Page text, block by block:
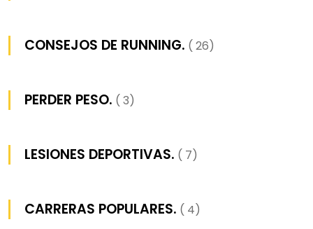
CONSEJOS DE RUNNING. ( 26)
PERDER PESO. ( 3)
LESIONES DEPORTIVAS. ( 7)
CARRERAS POPULARES. ( 4)